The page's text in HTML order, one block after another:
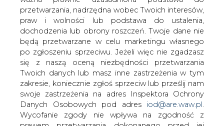
W dowolnym czasie możesz określić warunki
przechowywania i dostępu do plików cookies w
ustawieniach przeglądarki internetowej.
Jeśli zgadzasz się na wykorzystanie technologii
plików cookies wystarczy kliknąć poniższy przycisk
„Przejdź do serwisu”.
Zarząd Agencji Rynku Energii S.A Wydawca portalu
CIRE.pl
2014/52/UE z dnia 16 kwietnia 2014 r.
Dyrektywa 2011/92, będąca de factouporządkowaną
wersją wspólnotowych regulacji z lat 80-tych, określa
ramy europejskich przepisów dotyczących oceny
oddziaływania na środowisko, które zostały przeniesione
do polskiego porządku prawnego Ustawą OOŚ. Jak
wspominają autorzy Projektu Ustawy, przepisy krajowe
przez 6 lat obowiązywania ujawniły ponadto szereg
obszarów problemowych i niedoskonałości, które
również postanowiono zmienić w ramach wspomnianej
tu inicjatywy legislacyjnej.